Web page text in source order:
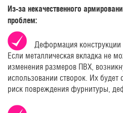
Из-за некачественного
проблем:
Деформация конструкции
Если металлическая вкладка не
изменения размеров ПВХ,
использовании створок. Их будет
риск повреждения фурнитуры,